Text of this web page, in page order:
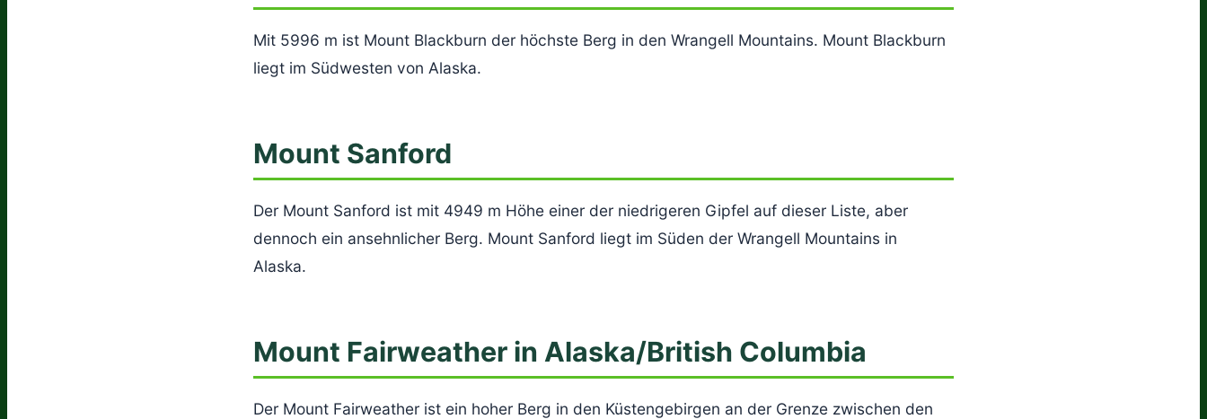
Mit 5996 m ist Mount Blackburn der höchste Berg in den Wrangell Mountains. Mount Blackburn
liegt im Südwesten von Alaska.
Mount Sanford
Der Mount Sanford ist mit 4949 m Höhe einer der niedrigeren Gipfel auf dieser Liste, aber
dennoch ein ansehnlicher Berg. Mount Sanford liegt im Süden der Wrangell Mountains in
Alaska.
Mount Fairweather in Alaska/British Columbia
Der Mount Fairweather ist ein hoher Berg in den Küstengebirgen an der Grenze zwischen den